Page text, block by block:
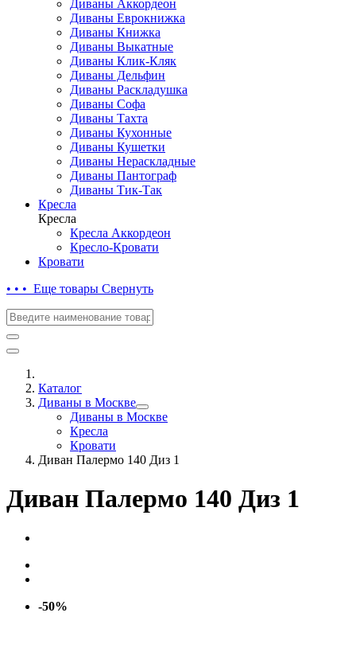
Диваны Аккордеон
Диваны Еврокнижка
Диваны Книжка
Диваны Выкатные
Диваны Клик-Кляк
Диваны Дельфин
Диваны Раскладушка
Диваны Софа
Диваны Тахта
Диваны Кухонные
Диваны Кушетки
Диваны Нераскладные
Диваны Пантограф
Диваны Тик-Так
Кресла
Кресла
Кресла Аккордеон
Кресло-Кровати
Кровати
• • • Еще товары Свернуть
Каталог
Диваны в Москве
Диваны в Москве
Кресла
Кровати
Диван Палермо 140 Диз 1
Диван Палермо 140 Диз 1
-50%